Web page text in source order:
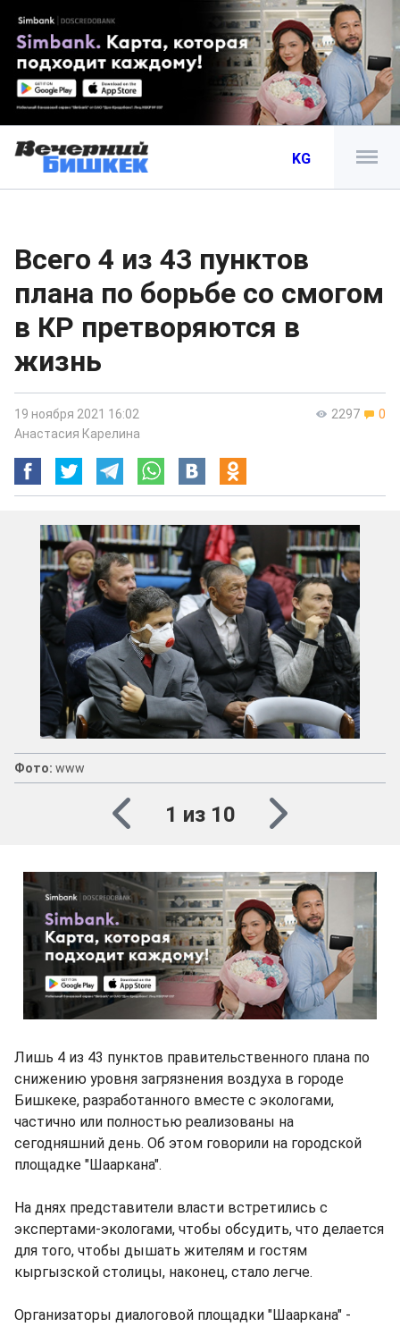
KG
Всего 4 из 43 пунктов
плана по борьбе со смогом
в КР претворяются в
жизнь
2297 0
19 ноября 2021 16:02
Анастасия Карелина
Фото: www
1 из 10
Лишь 4 из 43 пунктов правительственного плана по
снижению уровня загрязнения воздуха в городе
Бишкеке, разработанного вместе с экологами,
частично или полностью реализованы на
сегодняшний день. Об этом говорили на городской
площадке "Шааркана".
На днях представители власти встретились с
экспертами-экологами, чтобы обсудить, что делается
для того, чтобы дышать жителям и гостям
кыргызской столицы, наконец, стало легче.
Организаторы диалоговой площадки "Шааркана" -